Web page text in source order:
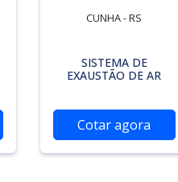
CUNHA - RS
SISTEMA DE
EXAUSTÃO DE AR
Cotar agora